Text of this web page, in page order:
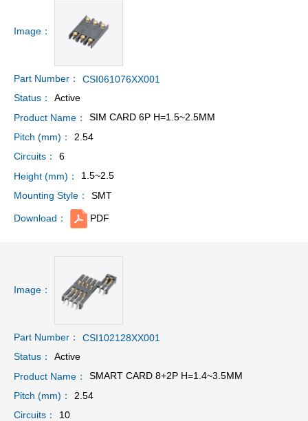
Image：
Part Number：
CSI061076XX001
Status：
Active
Product Name：
SIM CARD 6P H=1.5~2.5MM
Pitch (mm)：
2.54
Circuits：
6
Height (mm)：
1.5~2.5
Mounting Style：
SMT
Download： PDF
Image：
Part Number：
CSI102128XX001
Status：
Active
Product Name：
SMART CARD 8+2P H=1.4~3.5MM
Pitch (mm)：
2.54
Circuits：
10